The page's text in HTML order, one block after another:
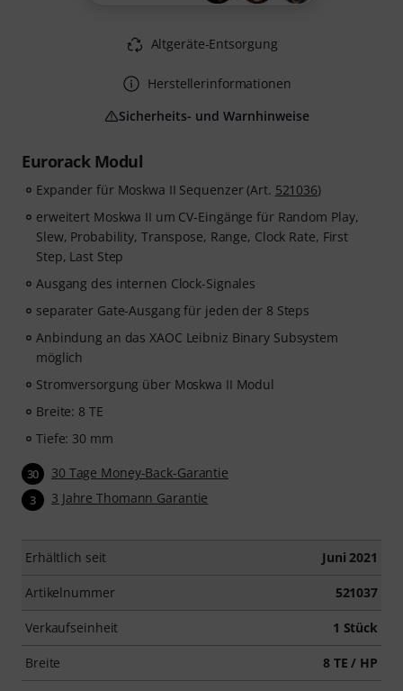
Eurorack Modul
Expander für Moskwa II Sequenzer (Art. 521036)
erweitert Moskwa II um CV-Eingänge für Random Play,
Slew, Probability, Transpose, Range, Clock Rate, First
Step, Last Step
Ausgang des internen Clock-Signales
separater Gate-Ausgang für jeden der 8 Steps
Anbindung an das XAOC Leibniz Binary Subsystem
möglich
Stromversorgung über Moskwa II Modul
Breite: 8 TE
Tiefe: 30 mm
30 30 Tage Money-Back-Garantie
3 3 Jahre Thomann Garantie
Erhältlich seit Juni 2021
Artikelnummer 521037
Verkaufseinheit 1 Stück
Breite 8 TE / HP
Altgeräte-Entsorgung
Herstellerinformationen
Sicherheits- und Warnhinweise